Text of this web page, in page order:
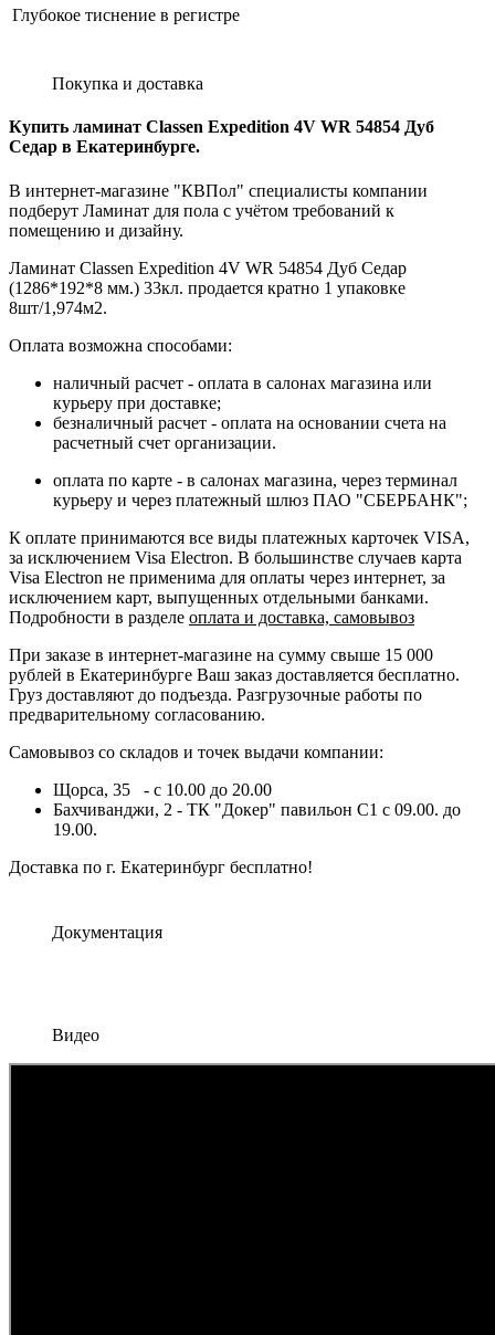
Глубокое тиснение в регистре
Покупка и доставка
Купить ламинат Classen Expedition 4V WR 54854 Дуб
Седар в Екатеринбурге.
В интернет-магазине "КВПол" специалисты компании
подберут Ламинат для пола с учётом требований к
помещению и дизайну.
Ламинат Classen Expedition 4V WR 54854 Дуб Седар
(1286*192*8 мм.) 33кл. продается кратно 1 упаковке
8шт/1,974м2.
Оплата возможна способами:
наличный расчет - оплата в салонах магазина или
курьеру при доставке;
безналичный расчет - оплата на основании счета на
расчетный счет организации.
оплата по карте - в салонах магазина, через терминал
курьеру и через платежный шлюз ПАО "СБЕРБАНК";
К оплате принимаются все виды платежных карточек VISA,
за исключением Visa Electron. В большинстве случаев карта
Visa Electron не применима для оплаты через интернет, за
исключением карт, выпущенных отдельными банками.
Подробности в разделе оплата и доставка, самовывоз
При заказе в интернет-магазине на сумму свыше 15 000
рублей в Екатеринбурге Ваш заказ доставляется бесплатно.
Груз доставляют до подъезда. Разгрузочные работы по
предварительному согласованию.
Самовывоз со складов и точек выдачи компании:
Щорса, 35 - с 10.00 до 20.00
Бахчиванджи, 2 - ТК "Докер" павильон С1 с 09.00. до
19.00.
Доставка по г. Екатеринбург бесплатно!
Документация
Видео